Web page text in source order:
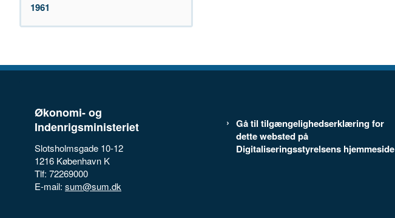
1961
Økonomi- og
Indenrigsministeriet
Slotsholmsgade 10-12
1216 København K
Tlf: 72269000
E-mail: sum@sum.dk
Gå til tilgængelighedserklæring for
dette websted på
Digitaliseringsstyrelsens hjemmeside